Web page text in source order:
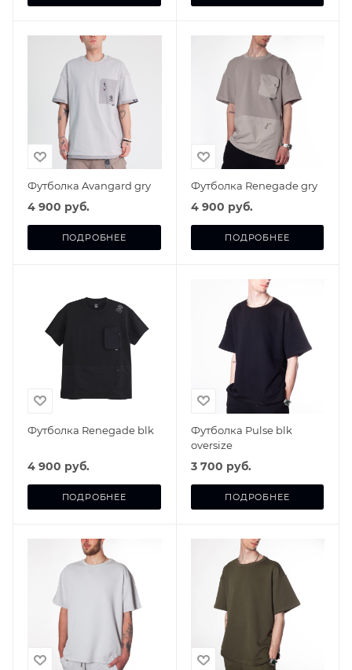
Футболка Avangard gry
4 900 руб.
ПОДРОБНЕЕ
Футболка Renegade gry
4 900 руб.
ПОДРОБНЕЕ
Футболка Renegade blk
4 900 руб.
ПОДРОБНЕЕ
Футболка Pulse blk
oversize
3 700 руб.
ПОДРОБНЕЕ